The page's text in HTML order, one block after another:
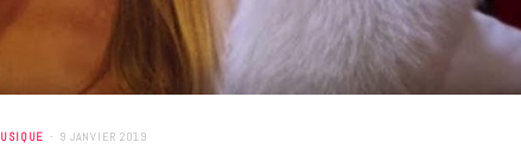
9 JANVIER 2019